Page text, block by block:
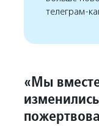
телеграм-
«Мы